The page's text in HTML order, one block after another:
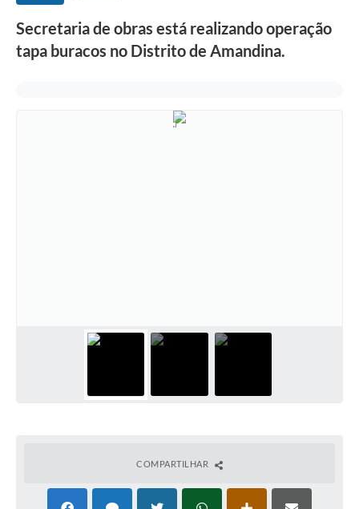
Secretaria de obras está realizando operação
tapa buracos no Distrito de Amandina.
COMPARTILHAR